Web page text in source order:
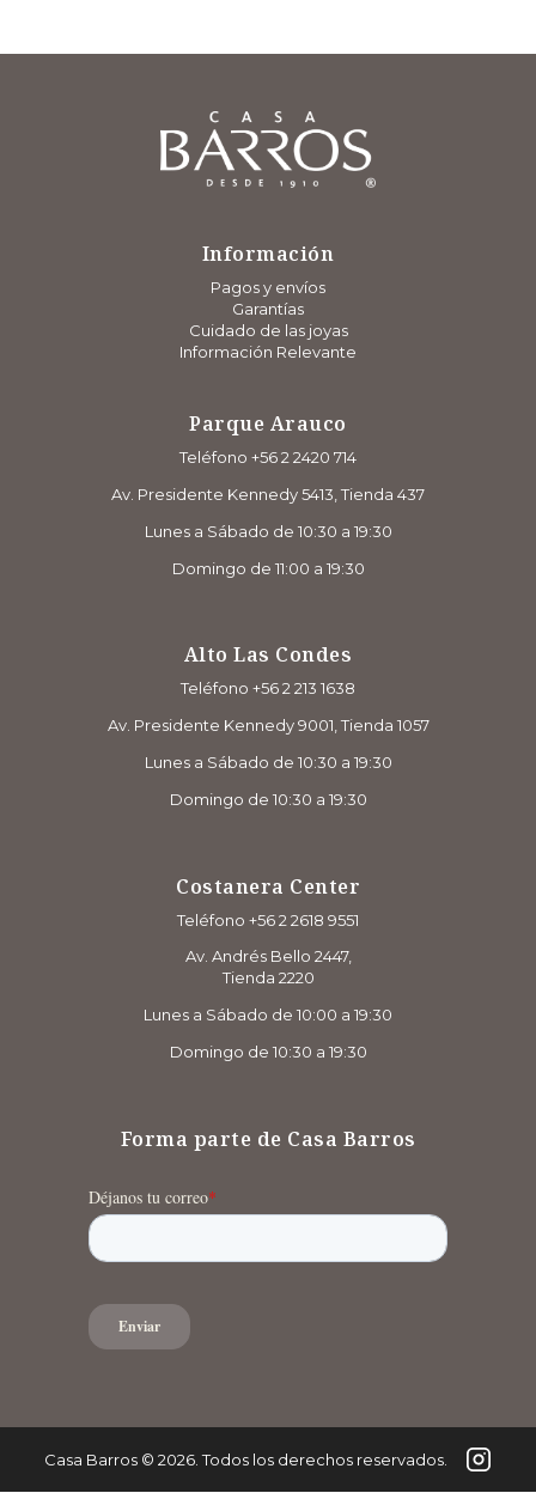
Información
Pagos y envíos
Garantías
Cuidado de las joyas
Información Relevante
Parque Arauco
Teléfono +56 2 2420 714
Av. Presidente Kennedy 5413, Tienda 437
Lunes a Sábado de 10:30 a 19:30
Domingo de 11:00 a 19:30
Alto Las Condes
Teléfono +56 2 213 1638
Av. Presidente Kennedy 9001, Tienda 1057
Lunes a Sábado de 10:30 a 19:30
Domingo de 10:30 a 19:30
Costanera Center
Teléfono +56 2 2618 9551
Av. Andrés Bello 2447,
Tienda 2220
Lunes a Sábado de 10:00 a 19:30
Domingo de 10:30 a 19:30
Forma parte de Casa Barros
Casa Barros© 2026. Todos los derechos reservados.